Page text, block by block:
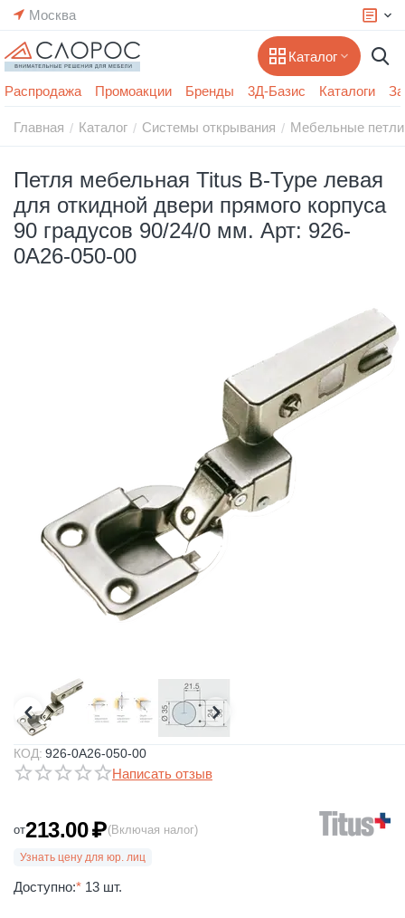
Москва
Каталог
Распродажа Промоакции Бренды 3Д-Базис Каталоги
Главная / Каталог / Системы открывания / Мебельные петли
Петля мебельная Titus B-Type левая
для откидной двери прямого корпуса
90 градусов 90/24/0 мм. Арт: 926-
0A26-050-00
КОД: 926-0A26-050-00
Написать отзыв
от213.00₽(Включая налог)
Узнать цену для юр. лиц
Доступно:* 13 шт.